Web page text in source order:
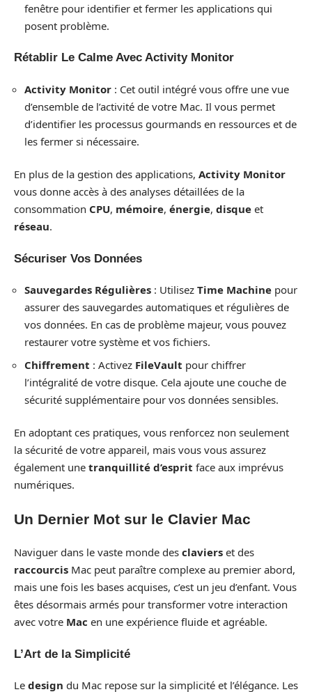
fenêtre pour identifier et fermer les applications qui
posent problème.
Rétablir Le Calme Avec Activity Monitor
Activity Monitor : Cet outil intégré vous offre une vue
d’ensemble de l’activité de votre Mac. Il vous permet
d’identifier les processus gourmands en ressources et de
les fermer si nécessaire.
En plus de la gestion des applications, Activity Monitor
vous donne accès à des analyses détaillées de la
consommation CPU, mémoire, énergie, disque et
réseau.
Sécuriser Vos Données
Sauvegardes Régulières : Utilisez Time Machine pour
assurer des sauvegardes automatiques et régulières de
vos données. En cas de problème majeur, vous pouvez
restaurer votre système et vos fichiers.
Chiffrement : Activez FileVault pour chiffrer
l’intégralité de votre disque. Cela ajoute une couche de
sécurité supplémentaire pour vos données sensibles.
En adoptant ces pratiques, vous renforcez non seulement
la sécurité de votre appareil, mais vous vous assurez
également une tranquillité d’esprit face aux imprévus
numériques.
Un Dernier Mot sur le Clavier Mac
Naviguer dans le vaste monde des claviers et des
raccourcis Mac peut paraître complexe au premier abord,
mais une fois les bases acquises, c’est un jeu d’enfant. Vous
êtes désormais armés pour transformer votre interaction
avec votre Mac en une expérience fluide et agréable.
L’Art de la Simplicité
Le design du Mac repose sur la simplicité et l’élégance. Les